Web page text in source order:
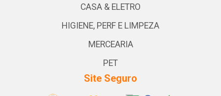
CASA & ELETRO
HIGIENE, PERF E LIMPEZA
MERCEARIA
PET
Site Seguro